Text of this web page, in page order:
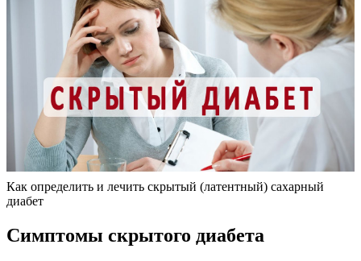
Как определить и лечить скрытый (латентный) сахарный
диабет
Симптомы скрытого диабета